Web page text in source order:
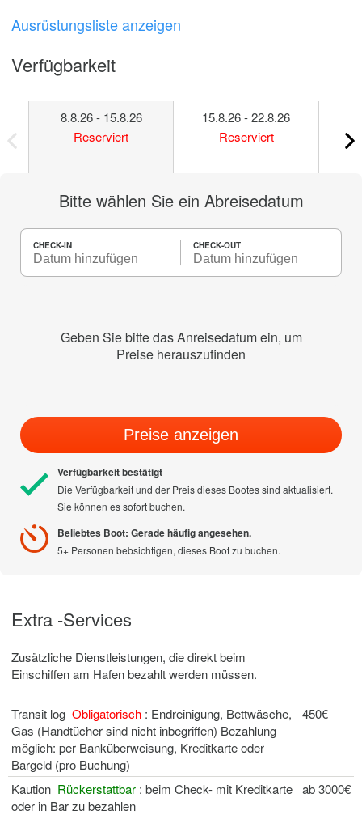
Ausrüstungsliste anzeigen
Verfügbarkeit
8.8.26 - 15.8.26
Reserviert
15.8.26 - 22.8.26
Reserviert
Bitte wählen Sie ein Abreisedatum
CHECK-IN CHECK-OUT
Geben Sie bitte das Anreisedatum ein, um
Preise herauszufinden
Preise anzeigen
Verfügbarkeit bestätigt
Die Verfügbarkeit und der Preis dieses Bootes sind aktualisiert.
Sie können es sofort buchen.
Beliebtes Boot: Gerade häufig angesehen.
5+ Personen bebsichtigen, dieses Boot zu buchen.
Extra -Services
Zusätzliche Dienstleistungen, die direkt beim
Einschiffen am Hafen bezahlt werden müssen.
Transit log Obligatorisch : Endreinigung, Bettwäsche,
Gas (Handtücher sind nicht inbegriffen) Bezahlung
möglich: per Banküberweisung, Kreditkarte oder
Bargeld (pro Buchung)
450€
Kaution Rückerstattbar : beim Check- mit Kreditkarte
oder in Bar zu bezahlen
ab 3000€